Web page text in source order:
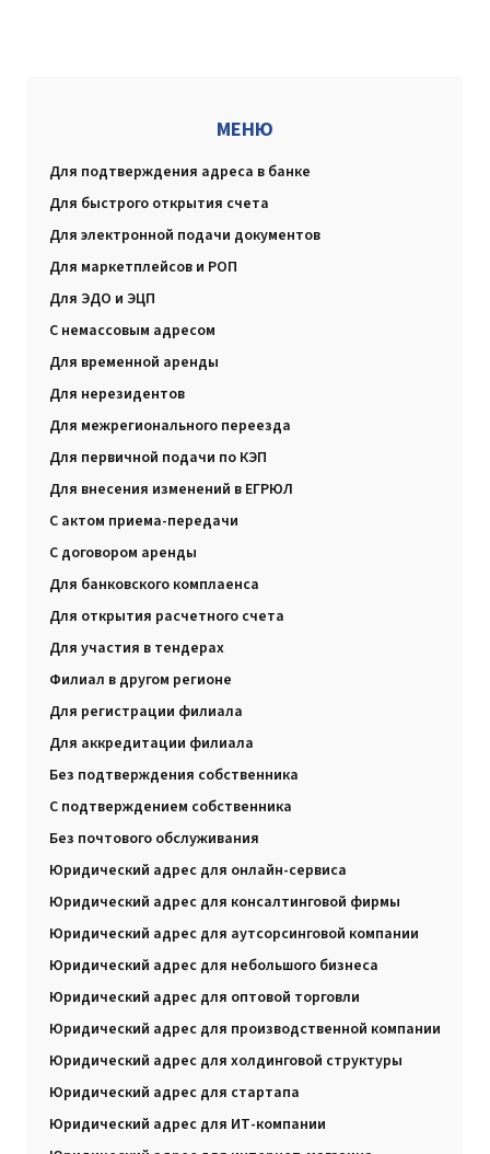
МЕНЮ
Для подтверждения адреса в банке
Для быстрого открытия счета
Для электронной подачи документов
Для маркетплейсов и РОП
Для ЭДО и ЭЦП
С немассовым адресом
Для временной аренды
Для нерезидентов
Для межрегионального переезда
Для первичной подачи по КЭП
Для внесения изменений в ЕГРЮЛ
С актом приема-передачи
С договором аренды
Для банковского комплаенса
Для открытия расчетного счета
Для участия в тендерах
Филиал в другом регионе
Для регистрации филиала
Для аккредитации филиала
Без подтверждения собственника
С подтверждением собственника
Без почтового обслуживания
Юридический адрес для онлайн-сервиса
Юридический адрес для консалтинговой фирмы
Юридический адрес для аутсорсинговой компании
Юридический адрес для небольшого бизнеса
Юридический адрес для оптовой торговли
Юридический адрес для производственной компании
Юридический адрес для холдинговой структуры
Юридический адрес для стартапа
Юридический адрес для ИТ-компании